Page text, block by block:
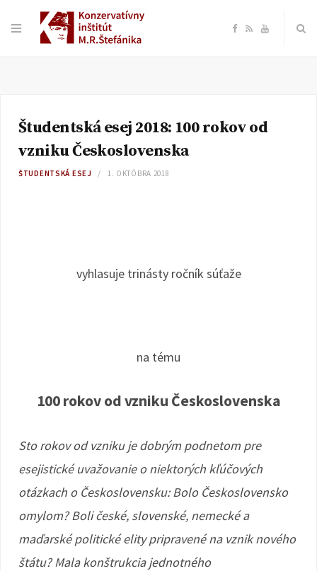
F
e
k
R Y
Študentská esej 2018: 100 rokov od
vzniku Československa
ŠTUDENTSKÁ ESEJ 1. OKTÓBRA 2018
vyhlasuje trinásty ročník súťaže
na tému
100 rokov od vzniku Československa
Sto rokov od vzniku je dobrým podnetom pre
esejistické uvažovanie o niektorých kľúčových
otázkach o Československu: Bolo Československo
omylom? Boli české, slovenské, nemecké a
maďarské politické elity pripravené na vznik nového
štátu? Mala konštrukcia jednotného